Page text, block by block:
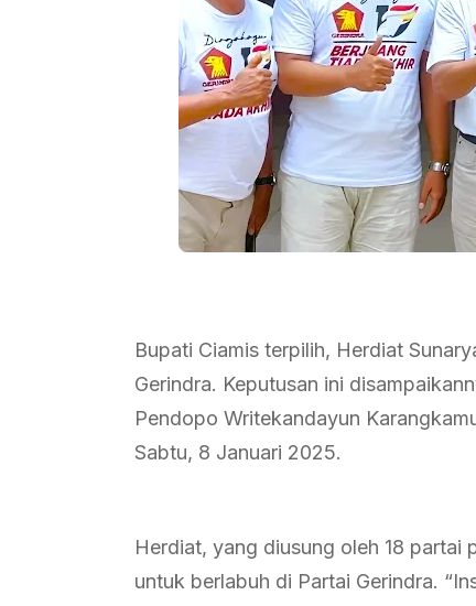
Bupati Ciamis terpilih, Herdiat
Gerindra. Keputusan ini
Pendopo Writekandayun
Sabtu, 8 Januari 2025.
Herdiat, yang diusung oleh 18 partai
untuk berlabuh di Partai Gerindra.